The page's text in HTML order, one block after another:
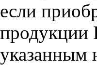
если
продукции
указанным